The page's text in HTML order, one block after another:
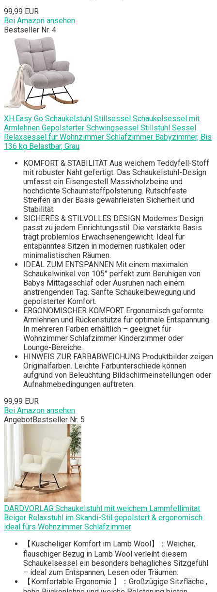
99,99 EUR
Bei Amazon ansehen
Bestseller Nr. 4
XH.Easy Go Schaukelstuhl Stillsessel Schaukelsessel mit
Armlehnen Gepolsterter Schwingsessel Stillstuhl Sessel
Relaxsessel für Wohnzimmer Schlafzimmer Babyzimmer, Bis
136 kg Belastbar, Grau
KOMFORT & STABILITÄT Aus weichem Teddyfell-Stoff
mit robuster Naht gefertigt. Das Schaukelstuhl-Design
umfasst ein Eisengestell Massivholzbeine und
hochdichte Schaumstoffpolsterung. Rutschfeste
Streifen an der Basis gewährleisten Sicherheit und
Stabilität.
SICHERES & STILVOLLES DESIGN Modernes Design
passt zu jedem Einrichtungsstil. Die verstärkte Basis
trägt problemlos Erwachsenengewicht. Ideal für
entspanntes Sitzen in modernen rustikalen oder
minimalistischen Räumen.
IDEAL ZUM ENTSPANNEN Mit einem maximalen
Schaukelwinkel von 105° perfekt zum Beruhigen von
Babys Mittagsschlaf oder Ausruhen nach einem
anstrengenden Tag. Sanfte Schaukelbewegung und
gepolsterter Komfort.
ERGONOMISCHER KOMFORT Ergonomisch geformte
Armlehnen und Rückenstütze für optimale Entspannung.
In mehreren Farben erhältlich – geeignet für
Wohnzimmer Schlafzimmer Kinderzimmer oder
Lounge-Bereiche.
HINWEIS ZUR FARBABWEICHUNG Produktbilder zeigen
Originalfarben. Leichte Farbunterschiede können
aufgrund von Beleuchtung Bildschirmeinstellungen oder
Aufnahmebedingungen auftreten.
99,99 EUR
Bei Amazon ansehen
AngebotBestseller Nr. 5
DARDVORLAG Schaukelstuhl mit weichem Lammfellimitat
Beiger Relaxstuhl im Skandi-Stil gepolstert & ergonomisch
ideal fürs Wohnzimmer Schlafzimmer
【Kuscheliger Komfort im Lamb Wool】：Weicher,
flauschiger Bezug in Lamb Wool verleiht diesem
Schaukelsessel ein besonders behagliches Sitzgefühl
– ideal zum Entspannen, Lesen oder Träumen.
【Komfortable Ergonomie 】：Großzügige Sitzfläche ,